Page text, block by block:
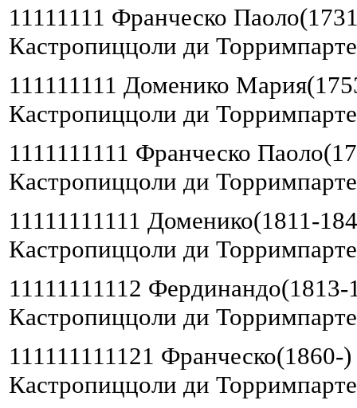
11111111 Франческо
Кастропиццоли ди
111111111 Доменико
Кастропиццоли ди
1111111111 Франческо
Кастропиццоли ди
11111111111 Доменико(1811-
Кастропиццоли ди
11111111112 Фердинандо(1813-
Кастропиццоли ди
111111111121 Франческо(1860-
Кастропиццоли ди